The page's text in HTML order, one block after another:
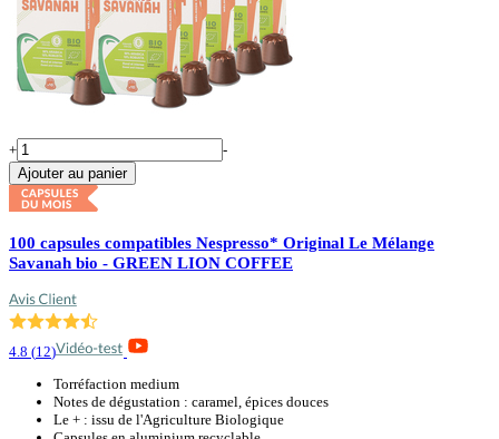
+
-
Ajouter au panier
100 capsules compatibles Nespresso* Original Le Mélange
Savanah bio - GREEN LION COFFEE
4.8 (12)
Torréfaction medium
Notes de dégustation : caramel, épices douces
Le + : issu de l'Agriculture Biologique